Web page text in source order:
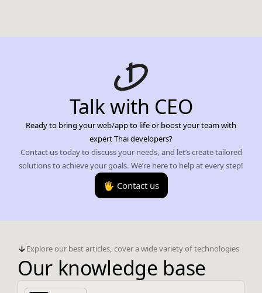
Talk with CEO
Ready to bring your web/app to life or boost your team with
expert Thai developers?
Contact us today to discuss your needs, and let’s create tailored
solutions to achieve your goals. We’re here to help at every step!
🖐️ Contact us
Explore our best articles, cover a wide variety of technologies
Our knowledge base